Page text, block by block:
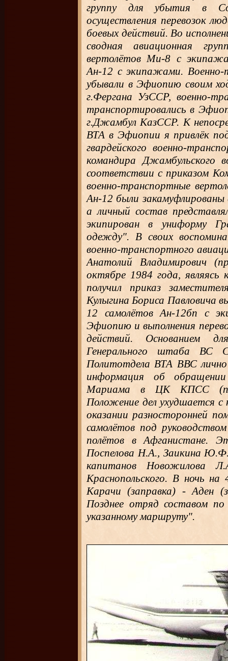
группу для убытия в
осуществления перевозок
боевых действий. Во
сводная авиационная
вертолётов Ми-8 с
Ан-12 с экипажами.
убывали в Эфиопию своим
г.Фергана УзССР, военно-
транспортировались в
г.Джамбул КазССР. К
ВТА в Эфиопии я привлёк
гвардейского военно-
командира Джамбульского
соответствии с приказом
военно-транспортные
Ан-12 были
а личный состав
экипирован в униформу
одежду". В своих
военно-транспортного
Анатолий Владимирович
октябре 1984 года, являясь
получил приказ
Кулыгина Бориса Павловича
12 самолётов Ан-12бп с
Эфиопию и выполнения
действий. Основанием
Генерального штаба
Политотдела ВТА ВВС
информация об
Мариама в ЦК КПСС
Положение дел ухудшается
оказании разносторонней
самолётов под
полётов в Афганистане.
Поспелова Н.А., Заикина
капитанов Новожилова
Краснопольского. В ночь
Карачи (заправка) - Аден
Позднее отряд составом
указанному маршруту".